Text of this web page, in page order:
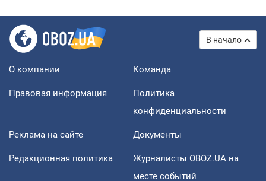
В начало
О компании Команда
Правовая информация
Политика
конфиденциальности
Реклама на сайте Документы
Редакционная политика
Журналисты OBOZ.UA на
месте событий